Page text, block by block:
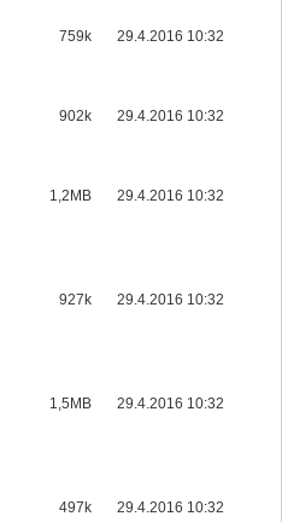
759k 29.4.2016 10:32
902k 29.4.2016 10:32
1,2MB 29.4.2016 10:32
927k 29.4.2016 10:32
1,5MB 29.4.2016 10:32
497k 29.4.2016 10:32